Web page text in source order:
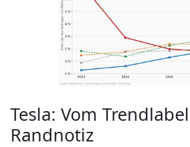
Tesla: Vom
Randnotiz